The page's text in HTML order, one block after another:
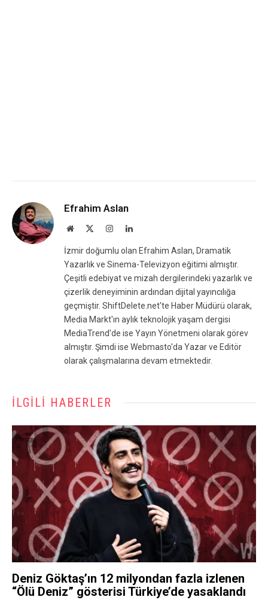
Efrahim Aslan
Website InstagramLinkedIn
İzmir doğumlu olan Efrahim Aslan, Dramatik
Yazarlık ve Sinema-Televizyon eğitimi almıştır.
Çeşitli edebiyat ve mizah dergilerindeki yazarlık ve
çizerlik deneyiminin ardından dijital yayıncılığa
geçmiştir. ShiftDelete.net'te Haber Müdürü olarak,
Media Markt'ın aylık teknolojik yaşam dergisi
MediaTrend'de ise Yayın Yönetmeni olarak görev
almıştır. Şimdi ise Webmasto'da Yazar ve Editör
olarak çalışmalarına devam etmektedir.
İLGILI HABERLER
Deniz Göktaş’ın 12 milyondan fazla izlenen
“Ölü Deniz” gösterisi Türkiye’de yasaklandı